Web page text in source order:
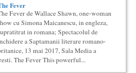
un curs de literatura
marile batalii culturale”. Este un
II)
un curs de cultura generala
si concentrat, de nivel
Fever
Fever de Wallace Shawn, one-woman
cu Simona Maicanescu, in engleza,
in romana; Spectacolul de
a Saptamanii literare romano-
13 mai 2017, Sala Media a
The Fever This powerful...